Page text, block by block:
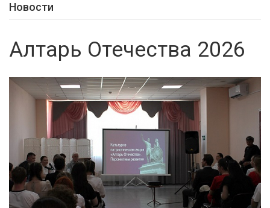
Новости
Алтарь Отечества 2026